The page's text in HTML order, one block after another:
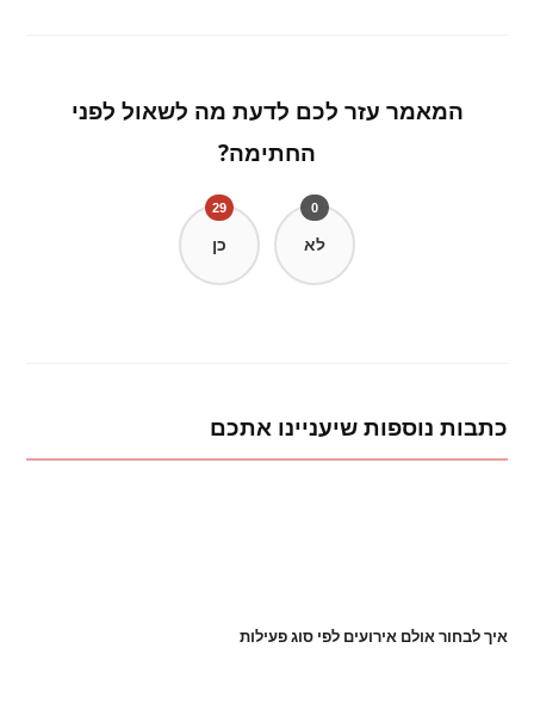
המאמר עזר לכם לדעת מה לשאול לפני
החתימה?
0
לא
29
כן
כתבות נוספות שיעניינו אתכם
איך לבחור אולם אירועים לפי סוג פעילות